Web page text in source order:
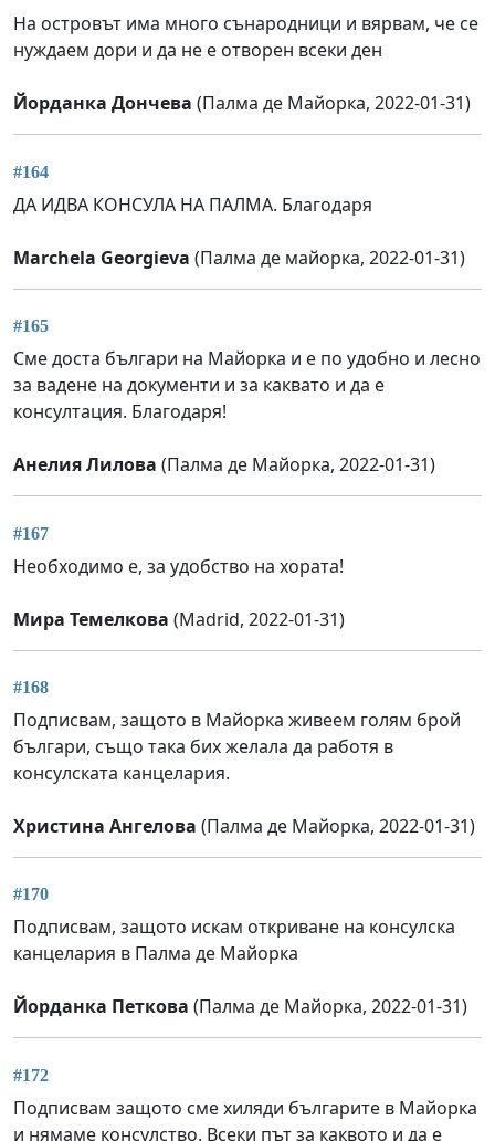
На островът има много сънародници и вярвам, че се
нуждаем дори и да не е отворен всеки ден
Йорданка Дончева (Палма де Майорка, 2022-01-31)
#164
ДА ИДВА КОНСУЛА НА ПАЛМА. Благодаря
Marchela Georgieva (Палма де майорка, 2022-01-31)
#165
Сме доста българи на Майорка и е по удобно и лесно
за вадене на документи и за каквато и да е
консултация. Благодаря!
Анелия Лилова (Палма де Майорка, 2022-01-31)
#167
Необходимо е, за удобство на хората!
Мира Темелкова (Madrid, 2022-01-31)
#168
Подписвам, защото в Майорка живеем голям брой
българи, също така бих желала да работя в
консулската канцелария.
Христина Ангелова (Палма де Майорка, 2022-01-31)
#170
Подписвам, защото искам откриване на консулска
канцелария в Палма де Майорка
Йорданка Петкова (Палма де Майорка, 2022-01-31)
#172
Подписвам защото сме хиляди българите в Майорка
и нямаме консулство. Всеки път за каквото и да е